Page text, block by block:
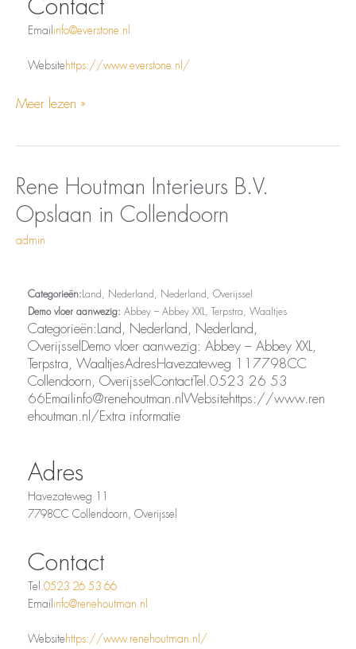
Contact
Email info@everstone.nl
Websitehttps://www.everstone.nl/
Meer lezen »
Rene Houtman Interieurs B.V.
Opslaan in Collendoorn
admin
Categorieën: Land, Nederland, Nederland, Overijssel
Demo vloer aanwezig: Abbey – Abbey XXL, Terpstra, Waaltjes
Categorieën:Land, Nederland, Nederland,
OverijsselDemo vloer aanwezig: Abbey – Abbey XXL,
Terpstra, WaaltjesAdresHavezateweg 117798CC
Collendoorn, OverijsselContactTel.0523 26 53
66Emailinfo@renehoutman.nlWebsitehttps://www.ren
ehoutman.nl/Extra informatie
Adres
Havezateweg 11
7798CC Collendoorn, Overijssel
Contact
Tel. 0523 26 53 66
Email info@renehoutman.nl
Websitehttps://www.renehoutman.nl/
Rene
Houtman
Interieurs
B.V.
Opslaan
in
Collendoorn